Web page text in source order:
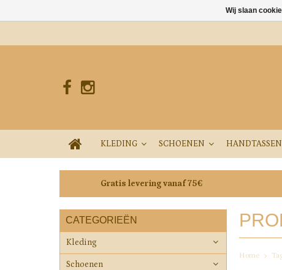
KLEDING SCHOENEN HANDTASSEN
Gratis levering vanaf 75€
CATEGORIEËN
Kleding
Schoenen
Home
Wij slaan